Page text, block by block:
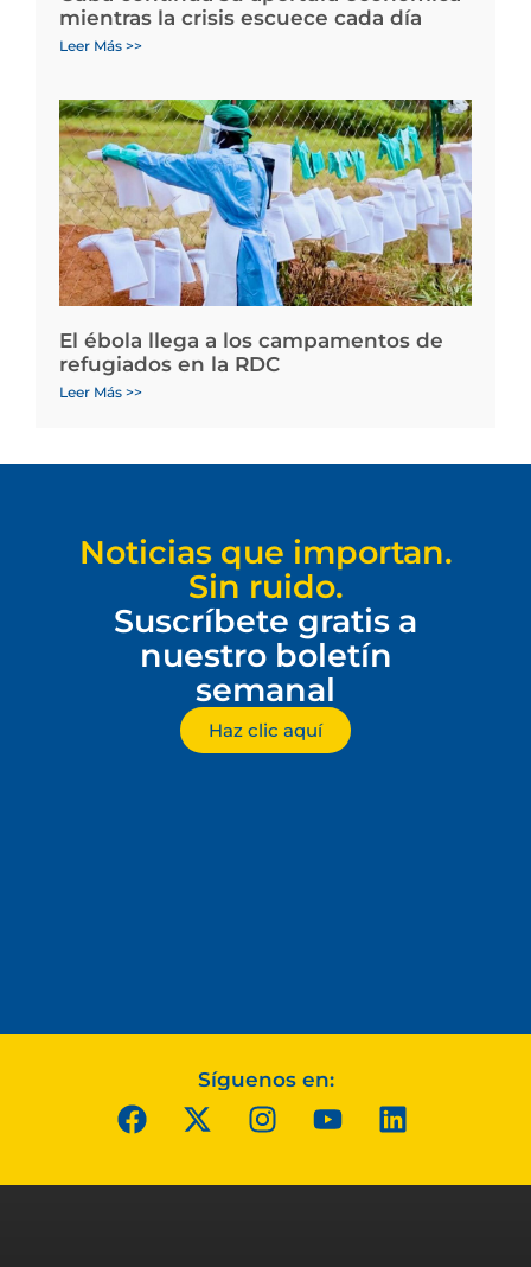
mientras la crisis escuece cada día
Leer Más >>
El ébola llega a los campamentos de
refugiados en la RDC
Leer Más >>
Noticias que importan.
Sin ruido.
Suscríbete gratis a
nuestro boletín
semanal
Haz clic aquí
Síguenos en: